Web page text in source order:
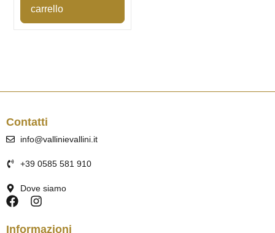
carrello
Contatti
info@vallinievallini.it
+39 0585 581 910
Dove siamo
Informazioni